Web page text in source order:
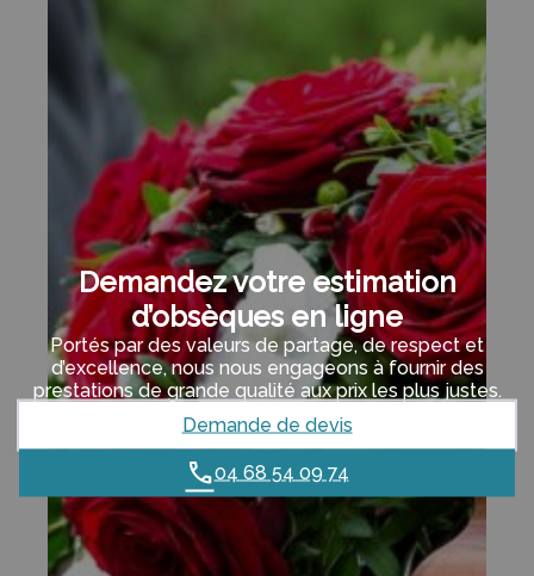
Demandez votre estimation
d’obsèques en ligne
Portés par des valeurs de partage, de respect et
d’excellence, nous nous engageons à fournir des
prestations de grande qualité aux prix les plus justes.
Demande de devis
04 68 54 09 74